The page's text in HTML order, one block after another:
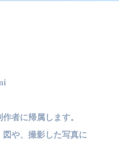
者に帰属します。
や、撮影した写真に